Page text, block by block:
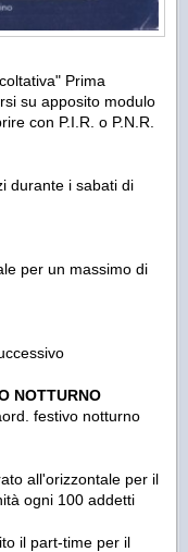
Prima
su apposito modulo
con P.I.R. o P.N.R.
durante i sabati di
per un massimo di
NOTTURNO
festivo notturno
all'orizzontale per il
ogni 100 addetti
il part-time per il